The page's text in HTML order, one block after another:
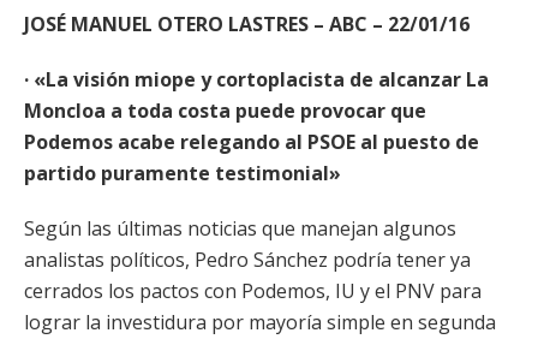
JOSÉ MANUEL OTERO LASTRES – ABC – 22/01/16
· «La visión miope y cortoplacista de alcanzar La
Moncloa a toda costa puede provocar que
Podemos acabe relegando al PSOE al puesto de
partido puramente testimonial»
Según las últimas noticias que manejan algunos
analistas políticos, Pedro Sánchez podría tener ya
cerrados los pactos con Podemos, IU y el PNV para
lograr la investidura por mayoría simple en segunda